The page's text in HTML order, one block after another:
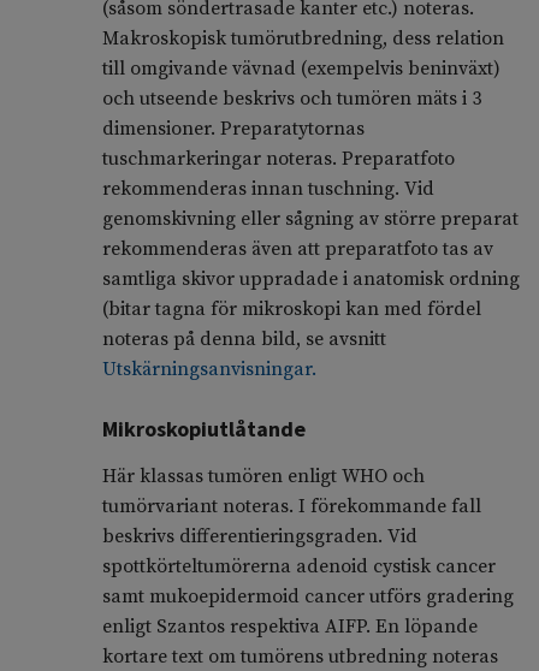
(såsom söndertrasade kanter etc.) noteras.
Makroskopisk tumörutbredning, dess relation
till omgivande vävnad (exempel­vis beninväxt)
och utseende beskrivs och tumören mäts i 3
dimen­sioner. Preparat­ytornas
tuschmarkeringar noteras. Preparatfoto
rekommenderas innan tuschning. Vid
genomskivning eller sågning av större preparat
rekommenderas även att preparatfoto tas av
samtliga skivor uppradade i anatomisk ordning
(bitar tagna för mikroskopi kan med fördel
noteras på denna bild, se avsnitt
Utskärningsanvisningar.
Mikroskopiutlåtande
Här klassas tumören enligt WHO och
tumörvariant noteras. I förekommande fall
beskrivs differentieringsgraden. Vid
spottkörteltumörerna adenoid cystisk cancer
samt mukoepidermoid cancer utförs gradering
enligt Szantos respektiva AIFP. En löpande
kortare text om tumörens utbredning noteras